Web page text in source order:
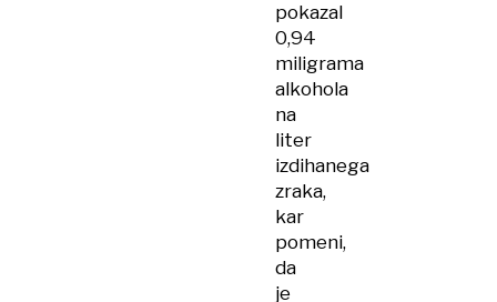
pokazal
0,94
miligrama
alkohola
na
liter
izdihanega
zraka,
kar
pomeni,
da
je